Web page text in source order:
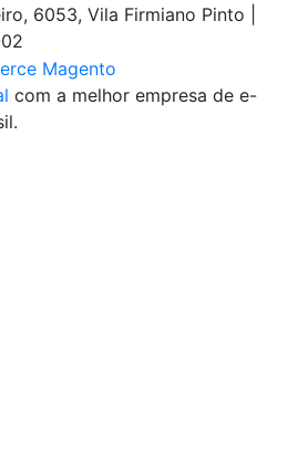
6053, Vila Firmiano Pinto |
com a melhor empresa de e-